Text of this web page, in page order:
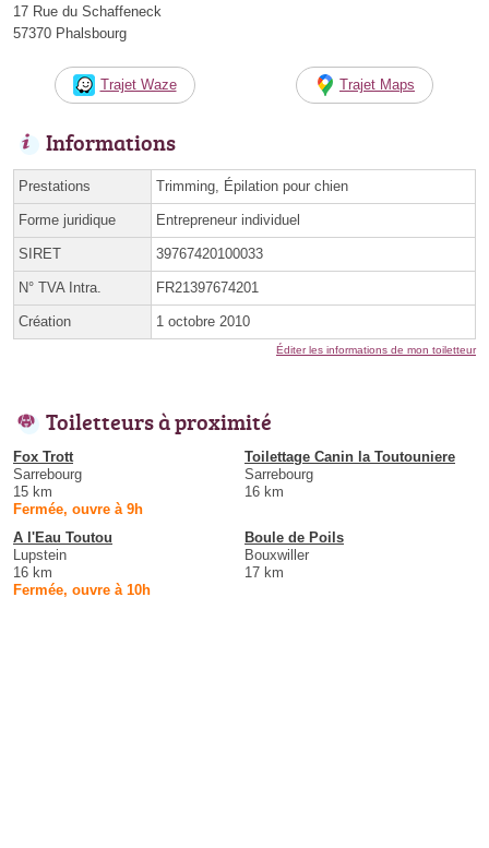
17 Rue du Schaffeneck
57370 Phalsbourg
Trajet Waze Trajet Maps
Informations
Prestations Trimming, Épilation pour chien
Forme juridique Entrepreneur individuel
SIRET 39767420100033
N° TVA Intra. FR21397674201
Création 1 octobre 2010
Éditer les informations de mon toiletteur
Toiletteurs à proximité
Fox Trott
Sarrebourg
15 km
Fermée, ouvre à 9h
Toilettage Canin la Toutouniere
Sarrebourg
16 km
A l'Eau Toutou
Lupstein
16 km
Fermée, ouvre à 10h
Boule de Poils
Bouxwiller
17 km